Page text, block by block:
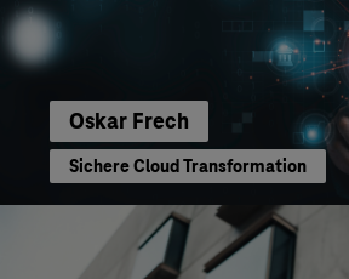
Oskar Frech
Sichere Cloud Transformation